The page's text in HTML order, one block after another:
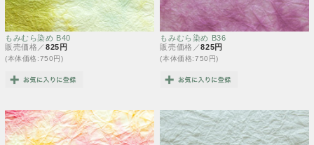
もみむら染め B40
販売価格／825円
(本体価格:750円)
もみむら染め B36
販売価格／825円
(本体価格:750円)